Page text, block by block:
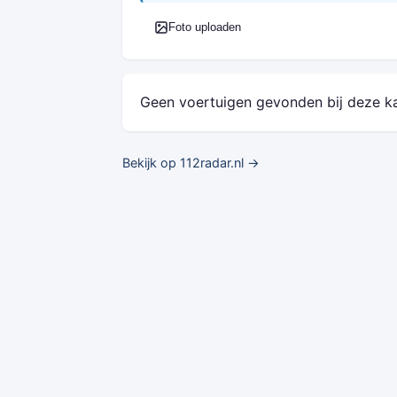
Foto uploaden
Geen voertuigen gevonden bij deze
Bekijk op 112radar.nl →